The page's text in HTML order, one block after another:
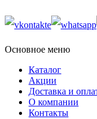
Основное меню
Каталог
Акции
Доставка и
О компании
Контакты